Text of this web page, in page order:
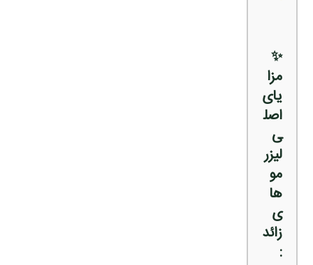
✨
مزا
یای
اصل
ی
لیزر
مو
ها
ی
زائد
: